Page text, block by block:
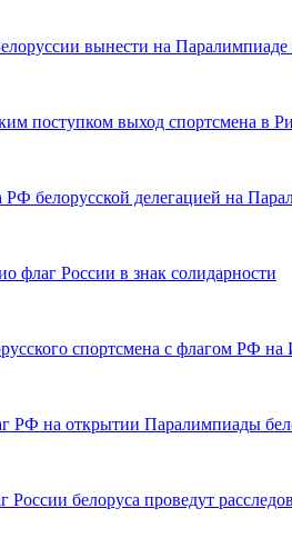
вынести на Паралимпиаде
поступком выход спортсмена в
белорусской делегацией на
флаг России в знак солидарности
спортсмена с флагом РФ на
РФ на открытии Паралимпиады
белоруса проведут